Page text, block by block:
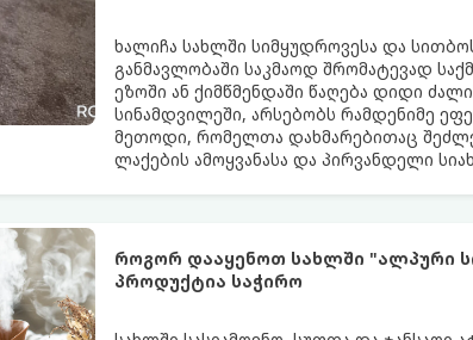
ხალიჩა სახლში სიმყუდროვესა და
განმავლობაში საკმაოდ შრომატევად
ეზოში ან ქიმწმენდაში წაღება დიდი
სინამდვილეში, არსებობს რამდენიმე
მეთოდი, რომელთა დახმარებითაც
ლაქების ამოყვანასა და პირვანდელი
როგორ დააყენოთ სახლში "ალპური
პროდუქტია საჭირო